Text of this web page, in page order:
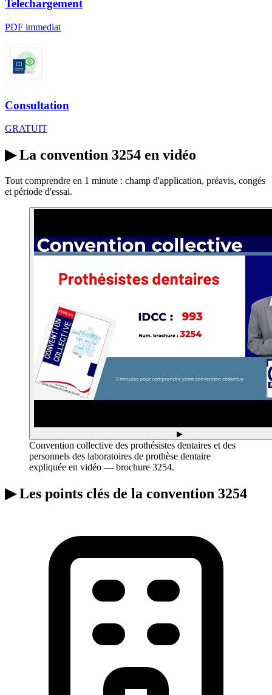
Telechargement
PDF immediat
Consultation
GRATUIT
▶La convention 3254 en vidéo
Tout comprendre en 1 minute : champ d'application, préavis, congés
et période d'essai.
▶
Convention collective des prothésistes dentaires et des
personnels des laboratoires de prothèse dentaire
expliquée en vidéo — brochure 3254.
▶Les points clés de la convention 3254